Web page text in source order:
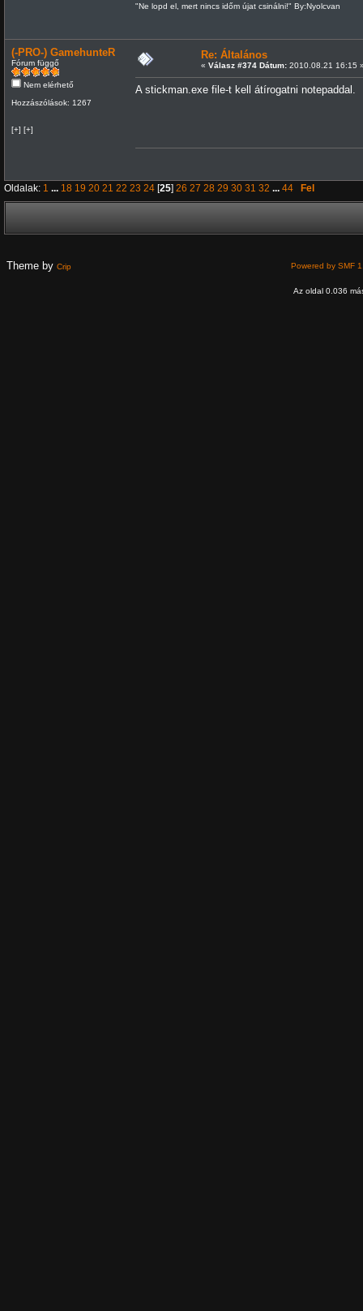
"Ne lopd el, mert nincs időm újat csinálni!" By:Nyolcvan
(-PRO-) GamehunteR
Fórum függő
Nem elérhető
Hozzászólások: 1267
[+] [+]
Re: Általános
« Válasz #374 Dátum:2010.08.21 16:15
A stickman.exe file-t kell átírogatni notepaddal.
Oldalak: 1 ... 18 19 20 21 22 23 24[25] 26 27 28 29 30 31 32 ... 44 Fel
Theme by Crip Powered by SMF
Az oldal 0.036